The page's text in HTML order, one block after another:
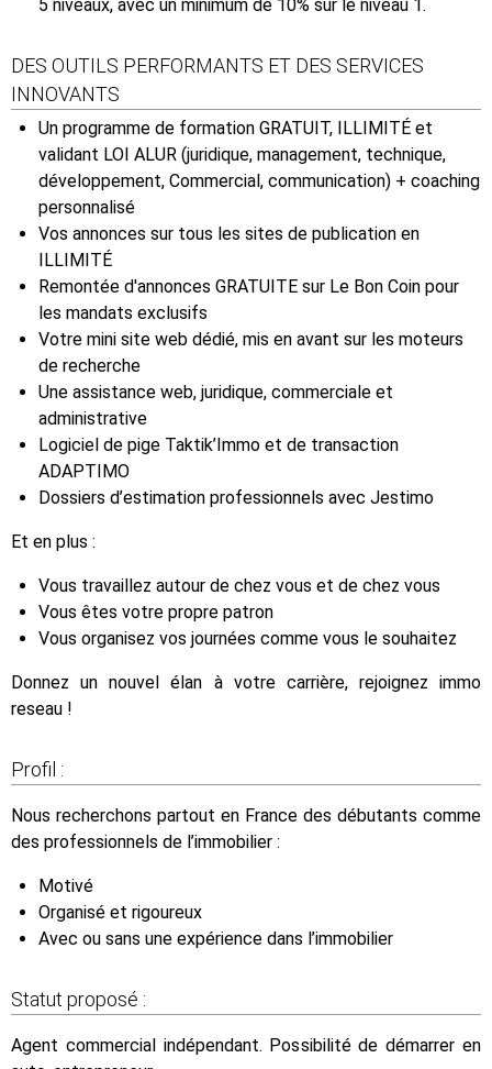
5 niveaux, avec un minimum de 10% sur le niveau 1.
DES OUTILS PERFORMANTS ET DES SERVICES
INNOVANTS
Un programme de formation GRATUIT, ILLIMITÉ et
validant LOI ALUR (juridique, management, technique,
développement, Commercial, communication) + coaching
personnalisé
Vos annonces sur tous les sites de publication en
ILLIMITÉ
Remontée d'annonces GRATUITE sur Le Bon Coin pour
les mandats exclusifs
Votre mini site web dédié, mis en avant sur les moteurs
de recherche
Une assistance web, juridique, commerciale et
administrative
Logiciel de pige Taktik’Immo et de transaction
ADAPTIMO
Dossiers d’estimation professionnels avec Jestimo
Et en plus :
Vous travaillez autour de chez vous et de chez vous
Vous êtes votre propre patron
Vous organisez vos journées comme vous le souhaitez
Donnez un nouvel élan à votre carrière, rejoignez immo
reseau !
Profil :
Nous recherchons partout en France des débutants comme
des professionnels de l’immobilier :
Motivé
Organisé et rigoureux
Avec ou sans une expérience dans l’immobilier
Statut proposé :
Agent commercial indépendant. Possibilité de démarrer en